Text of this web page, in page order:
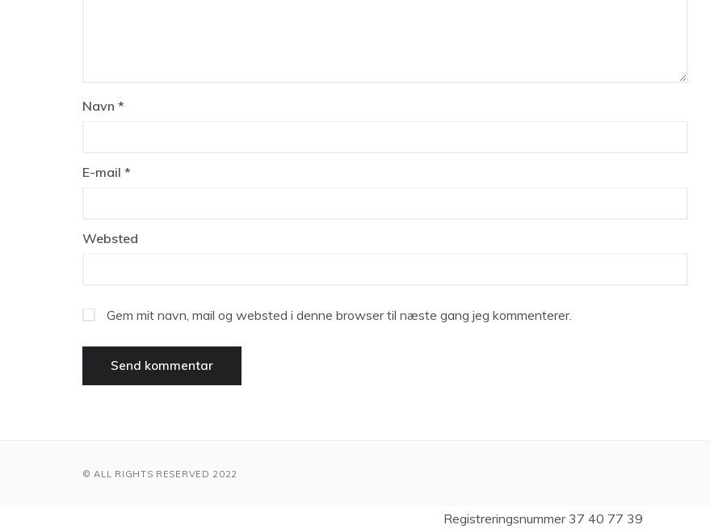
Navn *
E-mail *
Websted
Gem mit navn, mail og websted i denne browser til næste gang jeg kommenterer.
© ALL RIGHTS RESERVED 2022
Registreringsnummer 37 40 77 39